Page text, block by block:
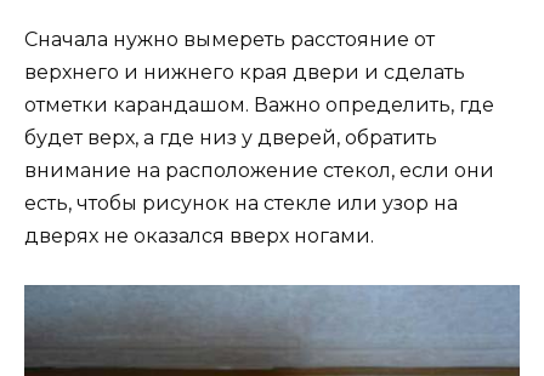
Сначала нужно вымереть расстояние от
верхнего и нижнего края двери и сделать
отметки карандашом. Важно определить, где
будет верх, а где низ у дверей, обратить
внимание на расположение стекол, если они
есть, чтобы рисунок на стекле или узор на
дверях не оказался вверх ногами.